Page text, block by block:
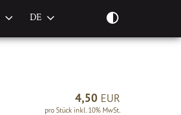
DE
4,50 EUR
pro Stück inkl. 10% MwSt.